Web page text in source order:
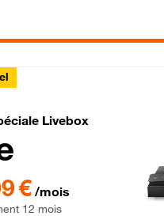
Spéciale
Livebox
mois , Engagement 12 mois
€ /mois
12 mois